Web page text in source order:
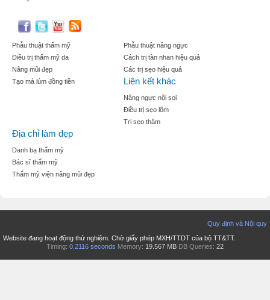
Phẫu thuật thẩm mỹ
Điều trị thẩm mỹ da
Nâng mũi đẹp
Tạo mà lúm đồng tiền
Phẫu thuật nâng ngực
Cách trị tàn nhan hiệu quả
Các trị sẹo hiệu quả
Liên kết khác
Nâng ngực nội soi
Điều trị sẹo lõm
Trị sẹo thâm
Địa chỉ làm đẹp
Danh bạ thẩm mỹ
Bác sĩ thẩm mỹ
Thẩm mỹ viện nâng mũi đẹp
Quy định và Nội quy
Website đang hoạt động thử nghiệm. Chờ giấy phép MXH/TTDT của bộ TT&TT.
Timing: 0.2116 seconds Memory: 19.567 MB DB Queries: 22